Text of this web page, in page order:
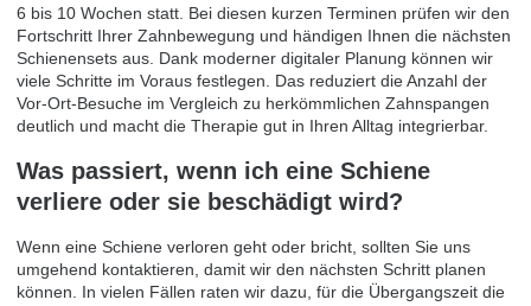
6 bis 10 Wochen statt. Bei diesen kurzen Terminen prüfen wir den
Fortschritt Ihrer Zahnbewegung und händigen Ihnen die nächsten
Schienensets aus. Dank moderner digitaler Planung können wir
viele Schritte im Voraus festlegen. Das reduziert die Anzahl der
Vor-Ort-Besuche im Vergleich zu herkömmlichen Zahnspangen
deutlich und macht die Therapie gut in Ihren Alltag integrierbar.
Was passiert, wenn ich eine Schiene
verliere oder sie beschädigt wird?
Wenn eine Schiene verloren geht oder bricht, sollten Sie uns
umgehend kontaktieren, damit wir den nächsten Schritt planen
können. In vielen Fällen raten wir dazu, für die Übergangszeit die